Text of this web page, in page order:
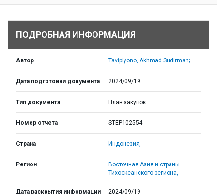
ПОДРОБНАЯ ИНФОРМАЦИЯ
Автор Tavipiyono, Akhmad Sudirman;
Дата подготовки документа 2024/09/19
Тип документа План закупок
Номер отчета STEP102554
Страна Индонезия,
Регион
Восточная Азия и страны
Тихоокеанского региона,
Дата раскрытия информации 2024/09/19